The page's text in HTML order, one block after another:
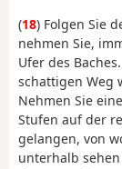
(18) Folgen Sie
nehmen Sie,
Ufer des
schattigen Weg
Nehmen Sie
Stufen auf der
gelangen, von
unterhalb